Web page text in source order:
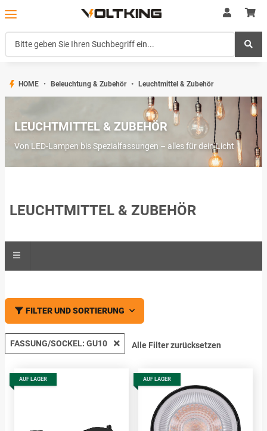
HOME Beleuchtung & Zubehör Leuchtmittel & Zubehör
LEUCHTMITTEL & ZUBEHÖR
Von LED-Lampen bis Spezialfassungen – alles für dein Licht
LEUCHTMITTEL & ZUBEHÖR
FILTER UND SORTIERUNG
FASSUNG/SOCKEL: GU10 Alle Filter zurücksetzen
AUF LAGER AUF LAGER